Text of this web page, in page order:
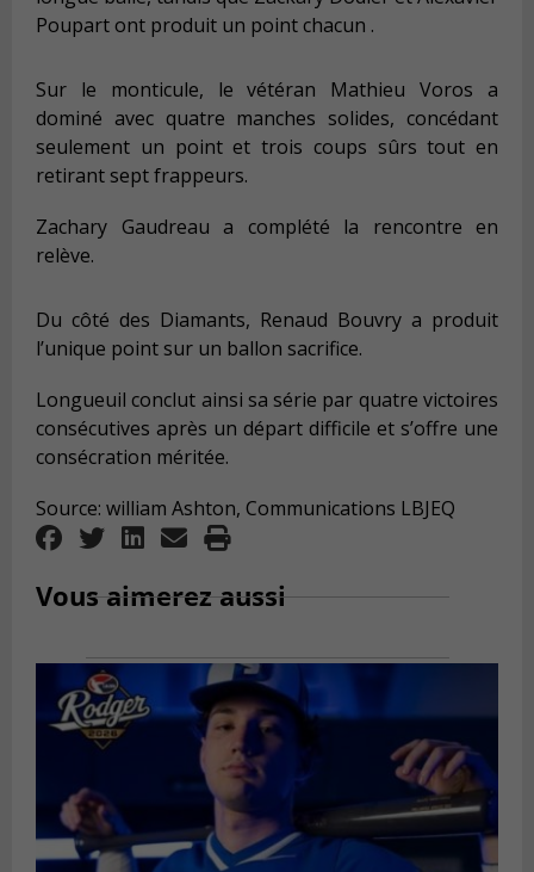
Poupart ont produit un pointchacun .
Sur le monticule, le vétéran Mathieu Voros a
dominé avec quatre manches solides, concédant
seulement un point et trois coups sûrs tout en
retirant sept frappeurs.
Zachary Gaudreau a complété la rencontre en
relève.
Du côté des Diamants, Renaud Bouvry a produit
l’unique point sur un ballon sacrifice.
Longueuil conclut ainsi sa série par quatre victoires
consécutives après un départ difficile et s’offre une
consécration méritée.
Source: william Ashton, Communications LBJEQ
Vous aimerez aussi